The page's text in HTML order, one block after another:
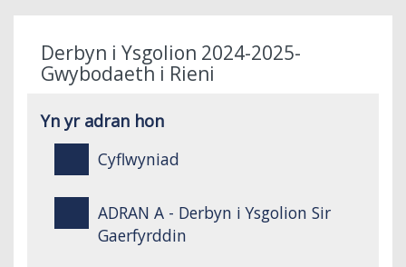
Derbyn i Ysgolion 2024-2025-
Gwybodaeth i Rieni
Yn yr adran hon
Cyflwyniad
ADRAN A - Derbyn i Ysgolion Sir
Gaerfyrddin